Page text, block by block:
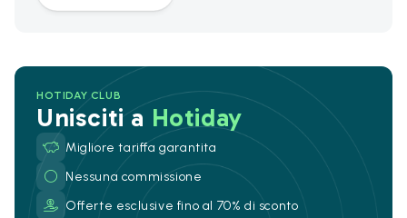
HOTIDAY CLUB
Unisciti a Hotiday
Migliore tariffa garantita
Nessuna commissione
Offerte esclusive fino al 70% di sconto